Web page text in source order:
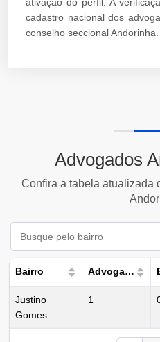
ativação do perfil. A
cadastro nacional dos
conselho seccional Andorinha.
Advogados
Confira a tabela atualizada
Bairro Advogados
Justino
Gomes
1